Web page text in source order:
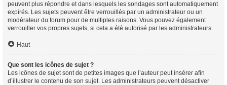
peuvent plus répondre et dans lesquels les sondages sont automatiquement
expirés. Les sujets peuvent être verrouillés par un administrateur ou un
modérateur du forum pour de multiples raisons. Vous pouvez également
verrouiller vos propres sujets, si cela a été autorisé par les administrateurs.
Haut
Que sont les icônes de sujet ?
Les icônes de sujet sont de petites images que l’auteur peut insérer afin
d’illustrer le contenu de son sujet. Les administrateurs peuvent désactiver